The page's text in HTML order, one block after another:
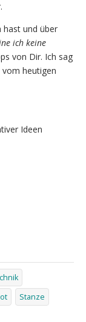
hast und über
ich keine
von Dir. Ich sag
heutigen
Ideen
Stanze